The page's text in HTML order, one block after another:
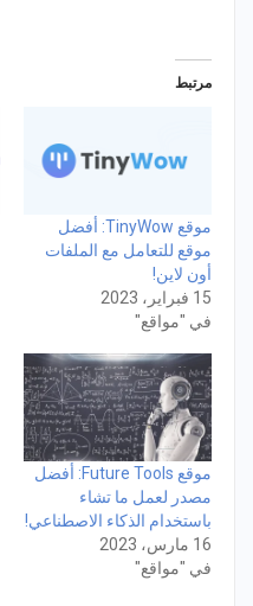
مرتبط
موقع TinyWow: أفضل
موقع للتعامل مع الملفات
أون لاين!
15 فبراير، 2023
في "مواقع"
موقع Future Tools: أفضل
مصدر لعمل ما تشاء
باستخدام الذكاء الاصطناعي!
16 مارس، 2023
في "مواقع"